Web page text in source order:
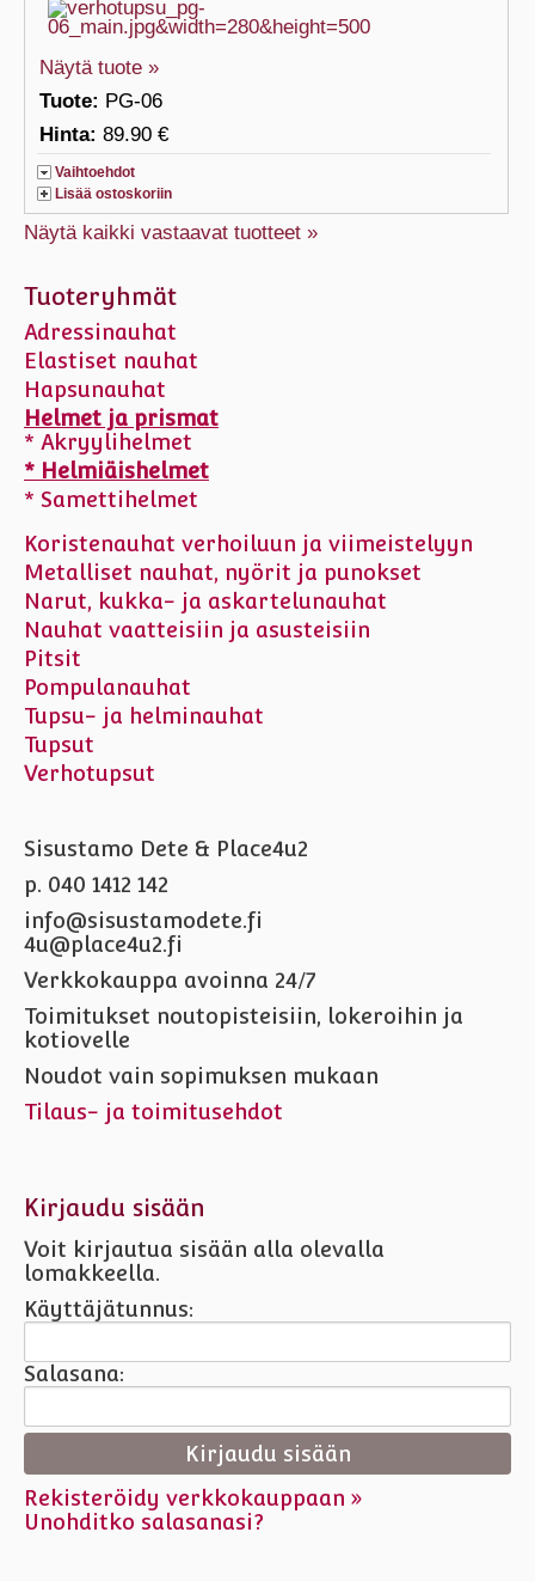
Näytä tuote »
Tuote: PG-06
Hinta: 89.90 €
Vaihtoehdot
Lisää ostoskoriin
Näytä kaikki vastaavat tuotteet »
Tuoteryhmät
Adressinauhat
Elastiset nauhat
Hapsunauhat
Helmet ja prismat
* Akryylihelmet
* Helmiäishelmet
* Samettihelmet
Koristenauhat verhoiluun ja viimeistelyyn
Metalliset nauhat, nyörit ja punokset
Narut, kukka- ja askartelunauhat
Nauhat vaatteisiin ja asusteisiin
Pitsit
Pompulanauhat
Tupsu- ja helminauhat
Tupsut
Verhotupsut
Sisustamo Dete & Place4u2
p. 040 1412 142
info@sisustamodete.fi
4u@place4u2.fi
Verkkokauppa avoinna 24/7
Toimitukset noutopisteisiin, lokeroihin ja
kotiovelle
Noudot vain sopimuksen mukaan
Tilaus- ja toimitusehdot
Kirjaudu sisään
Voit kirjautua sisään alla olevalla
lomakkeella.
Käyttäjätunnus:
Salasana:
Rekisteröidy verkkokauppaan »
Unohditko salasanasi?